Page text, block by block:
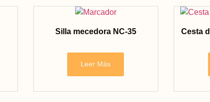
Silla mecedora NC-35
Leer Más
Cesta